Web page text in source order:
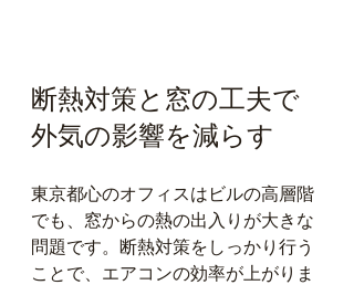
断熱対策と窓の工夫で
外気の影響を減らす
東京都心のオフィスはビルの高層階
でも、窓からの熱の出入りが大きな
問題です。断熱対策をしっかり行う
ことで、エアコンの効率が上がりま